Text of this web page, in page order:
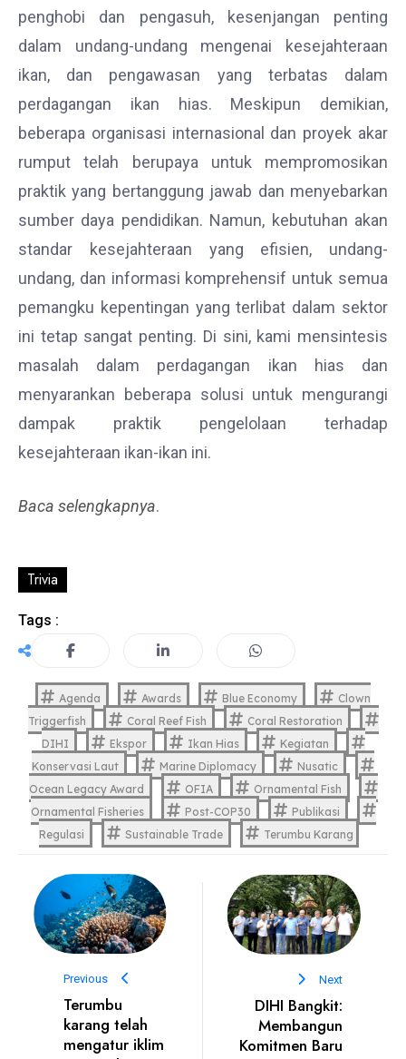
penghobi dan pengasuh, kesenjangan penting
dalam undang-undang mengenai kesejahteraan
ikan, dan pengawasan yang terbatas dalam
perdagangan ikan hias. Meskipun demikian,
beberapa organisasi internasional dan proyek akar
rumput telah berupaya untuk mempromosikan
praktik yang bertanggung jawab dan menyebarkan
sumber daya pendidikan. Namun, kebutuhan akan
standar kesejahteraan yang efisien, undang-
undang, dan informasi komprehensif untuk semua
pemangku kepentingan yang terlibat dalam sektor
ini tetap sangat penting. Di sini, kami mensintesis
masalah dalam perdagangan ikan hias dan
menyarankan beberapa solusi untuk mengurangi
dampak praktik pengelolaan terhadap
kesejahteraan ikan-ikan ini.
Baca selengkapnya.
Trivia
Tags :
Agenda Awards Blue Economy
Clown
Triggerfish
Coral Reef Fish
Coral Restoration
DIHI
Ekspor Ikan Hias
Kegiatan
Konservasi Laut
Marine Diplomacy
Nusatic
Ocean Legacy Award
OFIA
Ornamental Fish
Ornamental Fisheries
Post-COP30
Publikasi
Regulasi
Sustainable Trade Terumbu Karang
Previous
Terumbu
karang telah
mengatur iklim
Next
DIHI Bangkit:
Membangun
Komitmen Baru